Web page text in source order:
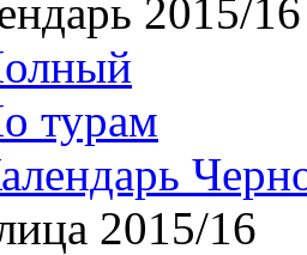
2015/16
турам
2015/16